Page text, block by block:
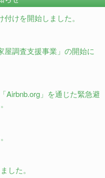
けを開始しました。
屋調査支援事業」の開始に
Airbnb.org」を通じた緊急避
した。